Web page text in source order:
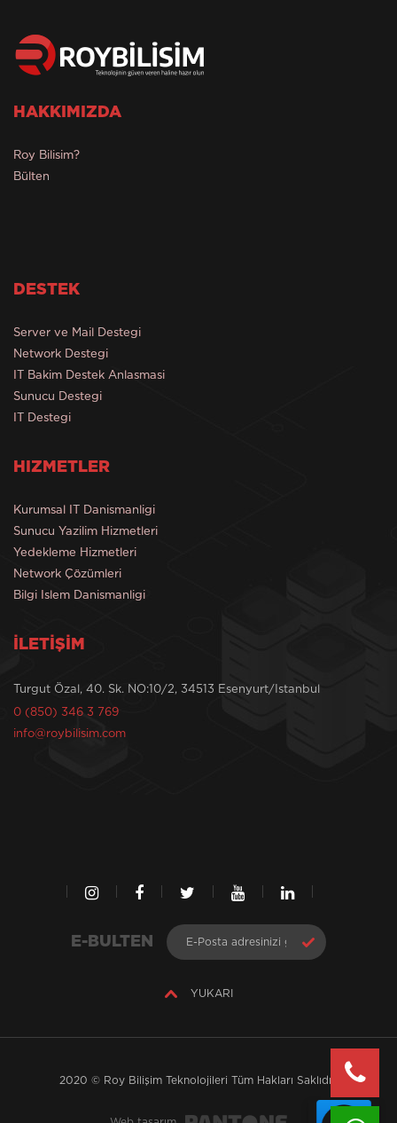
HAKKIMIZDA
Roy Bilisim?
Bülten
DESTEK
Server ve Mail Destegi
Network Destegi
IT Bakim Destek Anlasmasi
Sunucu Destegi
IT Destegi
HIZMETLER
Kurumsal IT Danismanligi
Sunucu Yazilim Hizmetleri
Yedekleme Hizmetleri
Network Çözümleri
Bilgi Islem Danismanligi
İLETİŞİM
Turgut Özal, 40. Sk. NO:10/2, 34513 Esenyurt/Istanbul
0 (850) 346 3 769
info@roybilisim.com
E-BULTEN
YUKARI
2020 © Roy Bilişim Teknolojileri Tüm Hakları Saklıdır.